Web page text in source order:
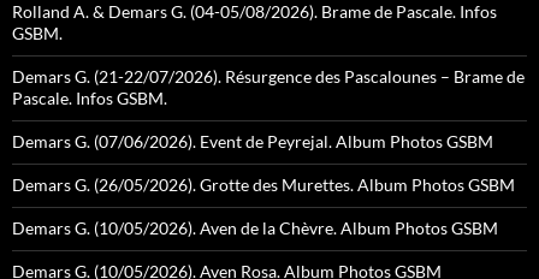
Rolland A. & Demars G. (04-05/08/2026). Brame de Pascale. Infos
GSBM.
Demars G. (21-22/07/2026). Résurgence des Pascalounes – Brame de
Pascale. Infos GSBM.
Demars G. (07/06/2026). Event de Peyrejal. Album Photos GSBM
Demars G. (26/05/2026). Grotte des Murettes. Album Photos GSBM
Demars G. (10/05/2026). Aven de la Chèvre. Album Photos GSBM
Demars G. (10/05/2026). Aven Rosa. Album Photos GSBM